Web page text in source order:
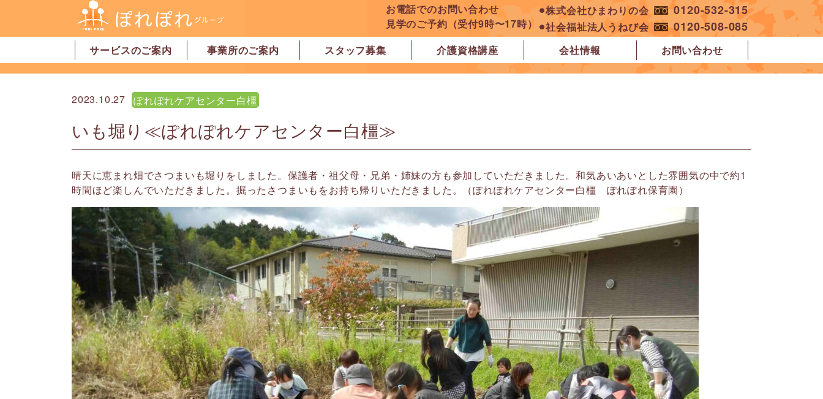
お電話でのお問い合わせ
見学のご予約（受付9時〜17時）
⚫︎株式会社ひまわりの会 0120-532-315
⚫︎社会福祉法人うねび会 0120-508-085
サービスのご案内
居宅介護支援
訪問介護
訪問看護
デイサービス
グループホーム
地域密着型特別養護老人ホーム
ショートステイ
有料老人ホーム
サービス付高齢者向け住宅
家事代行サービス
「認可」小規模保育園
事業所のご案内
事業所一覧・奈良市
ぽれぽれ学園前レジデンス
ぽれぽれ登美ヶ丘
ぽれぽれ四条大路
ぽれぽれ東登美ヶ丘
ぽれぽれケアセンター青山
事業所一覧・橿原市 ぽれぽれ中和
ぽれぽれ橿原在宅支援相談センター
ぽれぽれケアセンター 白橿
ぽれぽれ白橿コンフォート
ぽれぽれ八木西スクエア
橿原市地域包括支援センター北エリア
スタッフ募集 介護資格講座 会社情報 お問い合わせ
2023.10.27 ぽれぽれケアセンター白橿
いも堀り≪ぽれぽれケアセンター白橿≫
晴天に恵まれ畑でさつまいも堀りをしました。保護者・祖父母・兄弟・姉妹の方も参加していただきました。和気あいあいとした雰囲気の中で約1
時間ほど楽しんでいただきました。掘ったさつまいもをお持ち帰りいただきました。（ぽれぽれケアセンター白橿 ぽれぽれ保育園）